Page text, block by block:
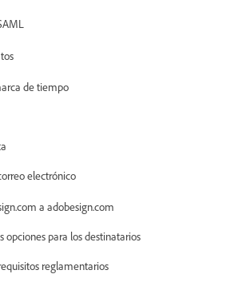
de tiempo
electrónico
a adobesign.com
opciones para los destinatarios
reglamentarios